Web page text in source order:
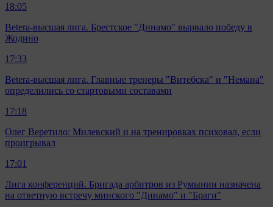
18:05
Betera-высшая лига. Брестское "Динамо" вырвало победу в
Жодино
17:33
Betera-высшая лига. Главные тренеры "Витебска" и "Немана"
определились со стартовыми составами
17:18
Олег Веретило: Милевский и на тренировках психовал, если
проигрывал
17:01
Лига конференций. Бригада арбитров из Румынии назначена
на ответную встречу минского "Динамо" и "Браги"